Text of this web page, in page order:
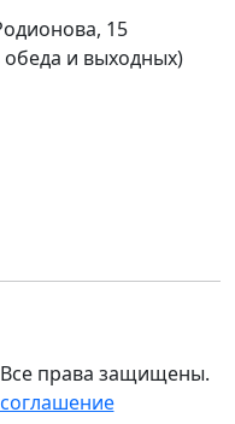
15
обеда и выходных)
права защищены.